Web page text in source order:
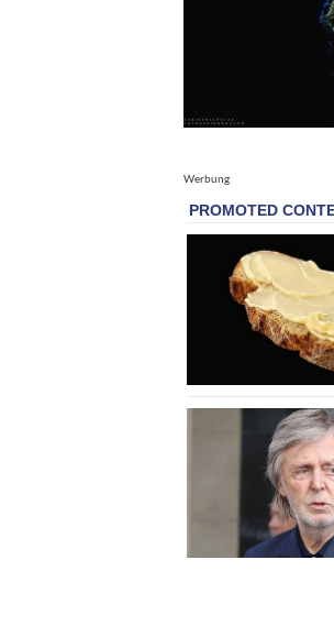
Werbung